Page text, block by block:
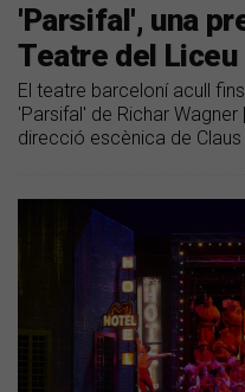
'Parsifal', una
Teatre del Liceu
El teatre barceloní acull
'Parsifal' de Richar
direcció escènica de